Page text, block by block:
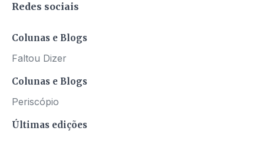
Redes sociais
Colunas e Blogs
Faltou Dizer
Colunas e Blogs
Periscópio
Últimas edições